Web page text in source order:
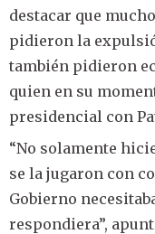
destacar que
pidieron la
también pidieron
quien en su
presidencial con
“No solamente
se la jugaron con
Gobierno
respondiera”,